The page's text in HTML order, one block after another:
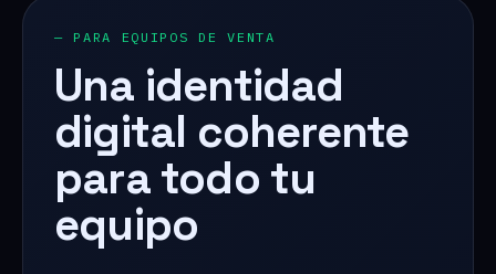
— PARA EQUIPOS DE VENTA
Una identidad
digital coherente
para todo tu
equipo